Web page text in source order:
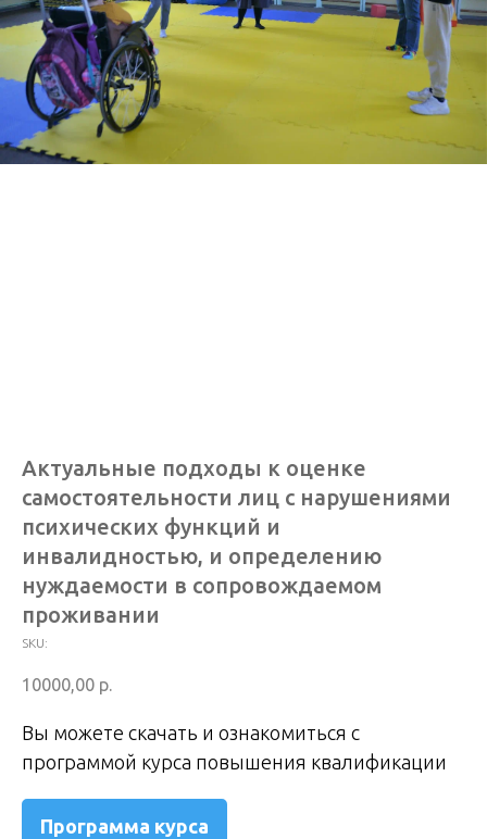
Актуальные подходы к оценке
самостоятельности лиц с нарушениями
психических функций и
инвалидностью, и определению
нуждаемости в сопровождаемом
проживании
SKU:
10000,00 р.
Вы можете скачать и ознакомиться с
программой курса повышения квалификации
Программа курса